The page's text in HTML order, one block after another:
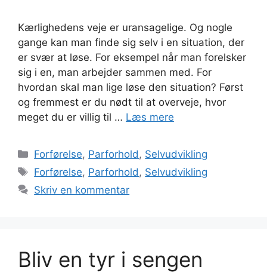
Kærlighedens veje er uransagelige. Og nogle
gange kan man finde sig selv i en situation, der
er svær at løse. For eksempel når man forelsker
sig i en, man arbejder sammen med. For
hvordan skal man lige løse den situation? Først
og fremmest er du nødt til at overveje, hvor
meget du er villig til … Læs mere
Kategorier
Forførelse, Parforhold , Selvudvikling
Tags
Forførelse, Parforhold , Selvudvikling
Skriv en kommentar
Bliv en tyr i sengen